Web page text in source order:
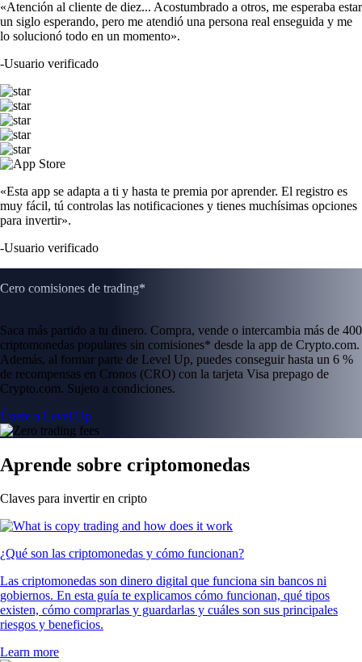
«Atención al cliente de diez... Acostumbrado a otros, me esperaba estar
un siglo esperando, pero me atendió una persona real enseguida y me
lo solucionó todo en un momento».
-Usuario verificado
«Esta app se adapta a ti y hasta te premia por aprender. El registro es
muy fácil, tú controlas las notificaciones y tienes muchísimas opciones
para invertir».
-Usuario verificado
Cero comisiones de trading*
Saca más partido a tu dinero. Compra, vende o intercambia más de 400
criptomonedas populares sin comisiones* desde la app de Crypto.com.
Además, al formar parte de Level Up, puedes conseguir hasta un 6 %
de recompensas en Cronos (CRO) con la tarjeta Visa prepago de
Crypto.com. Sujeto a condiciones.
Únete a Level Up
Aprende sobre criptomonedas
Claves para invertir en cripto
¿Qué son las criptomonedas y cómo funcionan?
Las criptomonedas son dinero digital que funciona sin bancos ni
gobiernos. En esta guía te explicamos cómo funcionan, qué tipos
existen, cómo comprarlas y guardarlas y cuáles son sus principales
riesgos y beneficios.
Learn more